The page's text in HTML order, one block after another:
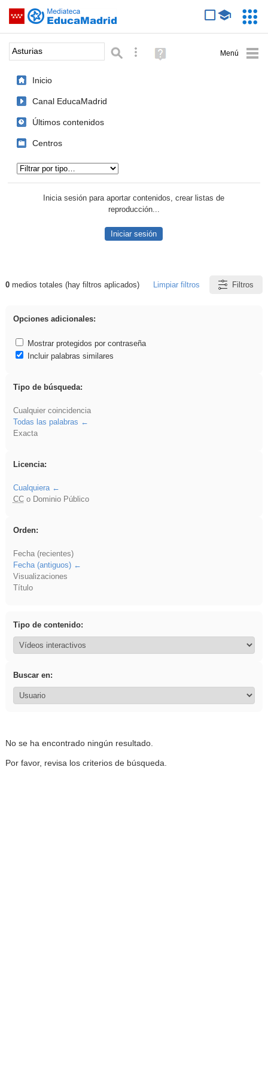
Saltar navegación
Palabra o frase: Búsqueda avanzada
Ayuda
(en
Inicio
Canal EducaMadrid
Últimos contenidos
Centros
Inicia sesión para aportar contenidos, crear listas de
reproducción...
Iniciar sesión
Resultados de: Asturias
0medios totales (hay filtros aplicados) Limpiar filtros Filtros
Opciones adicionales:
Mostrar protegidos por contraseña
Incluir palabras similares
Tipo de búsqueda:
Cualquier coincidencia
Todas las palabras
Exacta
Licencia:
Cualquiera
CCo Dominio Público
Orden:
Fecha (recientes)
Fecha (antiguos)
Visualizaciones
Título
Tipo de contenido:
Buscar en:
No se ha encontrado ningún resultado.
Por favor, revisa los criterios de búsqueda.